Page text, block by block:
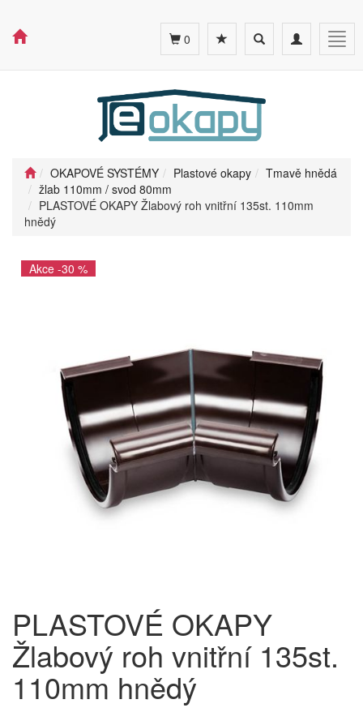
Toggle
navigation
Toggle
search
0
OKAPOVÉ SYSTÉMY Plastové okapy
Tmavě hnědá
žlab 110mm / svod 80mm
PLASTOVÉ OKAPY Žlabový roh vnitřní 135st. 110mm
hnědý
Akce -30 %
PLASTOVÉ OKAPY
Žlabový roh vnitřní 135st.
110mm hnědý